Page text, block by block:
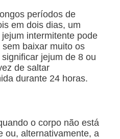
períodos de
em dois dias, um
intermitente pode
baixar muito os
jejum de 8 ou
de saltar
durante 24 horas.
o corpo não está
ou, alternativamente, a